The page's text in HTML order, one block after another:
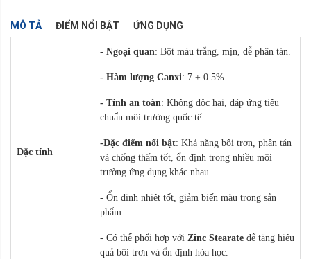
MÔ TẢ ĐIỂM NỔI BẬT ỨNG DỤNG
Đặc tính
- Ngoại quan: Bột màu trắng, mịn, dễ phân tán.
- Hàm lượng Canxi: 7 ± 0.5%.
- Tính an toàn: Không độc hại, đáp ứng tiêu
chuẩn môi trường quốc tế.
-Đặc điểm nổi bật: Khả năng bôi trơn, phân tán
và chống thấm tốt, ổn định trong nhiều môi
trường ứng dụng khác nhau.
- Ổn định nhiệt tốt, giảm biến màu trong sản
phẩm.
- Có thể phối hợp với Zinc Stearateđể tăng hiệu
quả bôi trơn và ổn định hóa học.